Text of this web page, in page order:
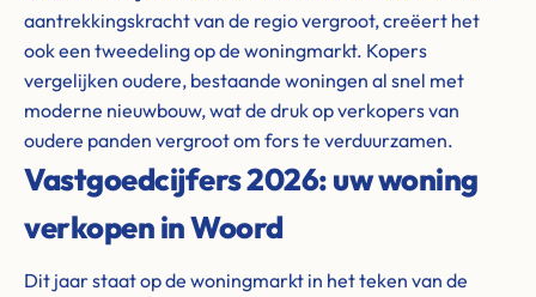
aantrekkingskracht van de regio vergroot, creëert het
ook een tweedeling op de woningmarkt. Kopers
vergelijken oudere, bestaande woningen al snel met
moderne nieuwbouw, wat de druk op verkopers van
oudere panden vergroot om fors te verduurzamen.
Vastgoedcijfers 2026: uw woning
verkopen in Woord
Dit jaar staat op de woningmarkt in het teken van de